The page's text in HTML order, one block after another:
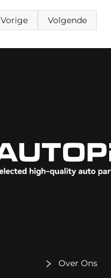
Vorige Volgende
Over Ons